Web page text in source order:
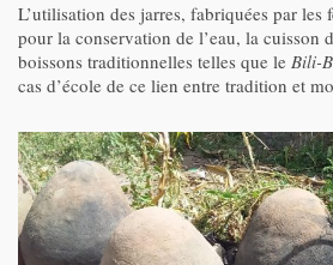
L’utilisation des jarres, fabriquées par les
pour la conservation de l’eau, la cuisson
boissons traditionnelles telles que le Bili-
cas d’école de ce lien entre tradition et